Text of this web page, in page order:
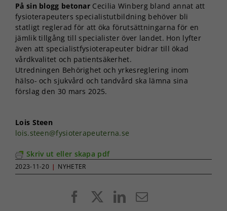
På sin blogg betonar Cecilia Winberg bland annat att
fysioterapeuters specialistutbildning behöver bli
statligt reglerad för att öka förutsättningarna för en
jämlik tillgång till specialister över landet. Hon lyfter
även att specialistfysioterapeuter bidrar till ökad
vårdkvalitet och patientsäkerhet.
Utredningen Behörighet och yrkesreglering inom
hälso- och sjukvård och tandvård ska lämna sina
förslag den 30 mars 2025.
Lois Steen
lois.steen@fysioterapeuterna.se
Skriv ut eller skapa pdf
2023-11-20 | NYHETER
FacebookLinkedIn
E-